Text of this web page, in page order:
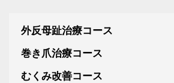
外反母趾治療コース
巻き爪治療コース
むくみ改善コース